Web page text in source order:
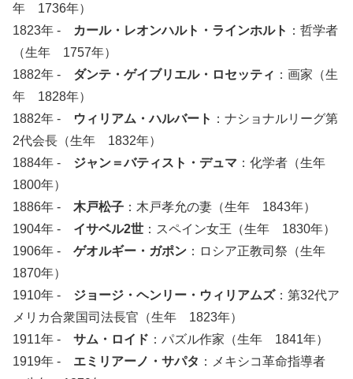
年 1736年）
1823年 -
カール・レオンハルト・ラインホルト ：哲学者
（生年 1757年）
1882年 - ダンテ・ゲイブリエル・ロセッティ ：画家（生
年 1828年）
1882年 -
ウィリアム・ハルバート ：ナショナルリーグ第
2代会長（生年 1832年）
1884年 - ジャン＝バティスト・デュマ ：化学者（生年
1800年）
1886年 - 木戸松子 ：木戸孝允の妻（生年 1843年）
1904年 - イサベル2世 ：スペイン女王（生年 1830年）
1906年 - ゲオルギー・ガポン ：ロシア正教司祭（生年
1870年）
1910年 - ジョージ・ヘンリー・ウィリアムズ：第32代ア
メリカ合衆国司法長官（生年 1823年）
1911年 - サム・ロイド ：パズル作家（生年 1841年）
1919年 - エミリアーノ・サパタ ：メキシコ革命指導者